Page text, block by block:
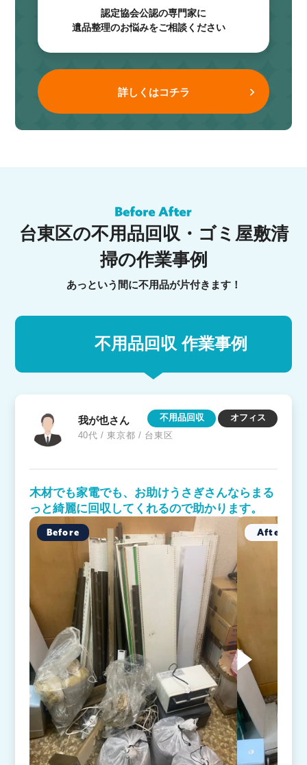
認定協会公認の専門家に
遺品整理のお悩みをご相談ください
詳しくはコチラ
台東区の不用品回収・ゴミ屋敷清
掃の作業事例
あっという間に不用品が片付きます！
不用品回収 作業事例
我が也さん
40代 / 東京都 / 台東区
不用品回収 オフィス
木材でも家電でも、お助けうさぎさんならまる
っと綺麗に回収してくれるので助かります。